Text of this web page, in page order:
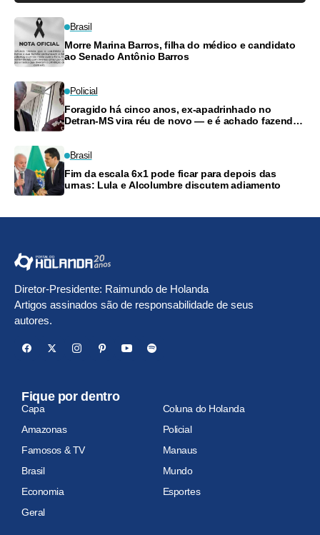
Brasil
Morre Marina Barros, filha do médico e candidato
ao Senado Antônio Barros
Policial
Foragido há cinco anos, ex-apadrinhado no
Detran-MS vira réu de novo — e é achado fazendo
Brasil
Fim da escala 6x1 pode ficar para depois das
urnas: Lula e Alcolumbre discutem adiamento
Diretor-Presidente: Raimundo de Holanda
Artigos assinados são de responsabilidade de seus
autores.
Fique por dentro
Capa
Coluna do Holanda
Amazonas
Policial
Famosos & TV
Manaus
Brasil
Mundo
Economia
Esportes
Geral